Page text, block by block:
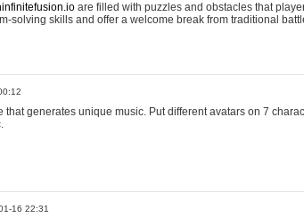
are filled with puzzles and obstacles that
solving skills and offer a welcome break from traditional
that generates unique music. Put different avatars on 7
16 22:31